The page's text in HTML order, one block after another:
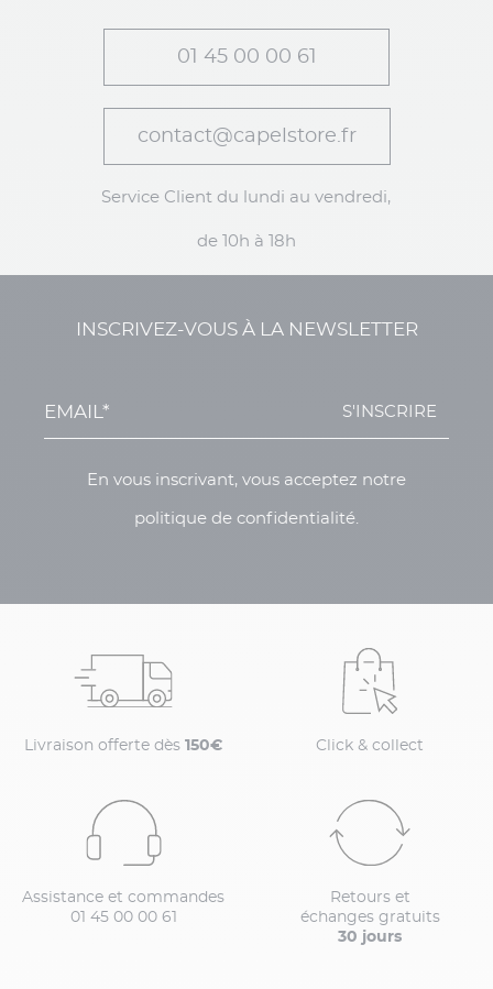
01 45 00 00 61
contact@capelstore.fr
Service Client du lundi au vendredi,
de 10h à 18h
INSCRIVEZ-VOUS À LA NEWSLETTER
S'INSCRIRE
En vous inscrivant, vous acceptez notre
politique de confidentialité.
Livraison offerte dès 150€ Click & collect
Assistance et commandes
01 45 00 00 61
Retours et
échanges gratuits
30 jours